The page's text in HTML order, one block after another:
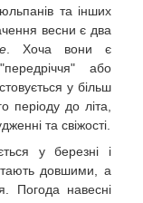
та інших
весни є два
. Хоча вони є
або
у більш
періоду до літа,
та свіжості.
у березні і
довшими, а
Погода навесні